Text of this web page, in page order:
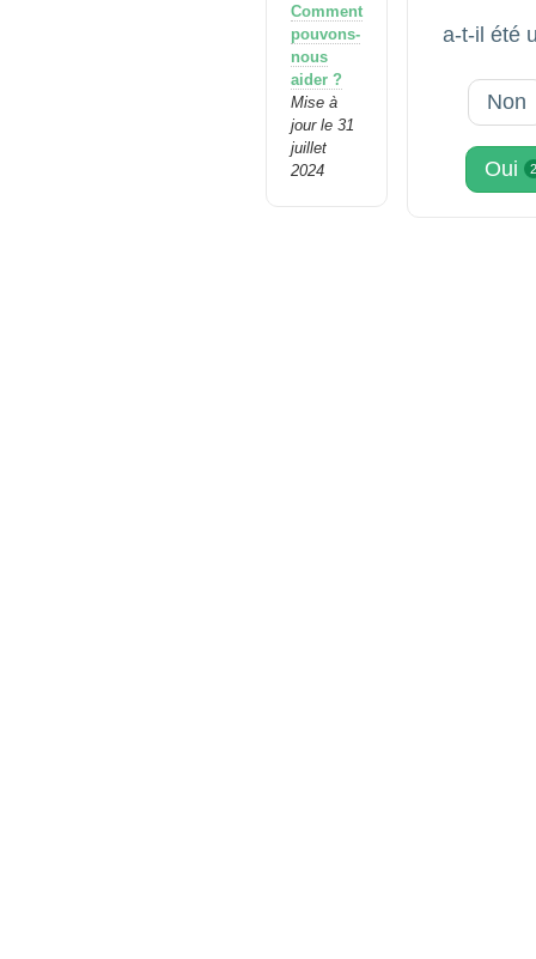
Comment
pouvons-
nous
aider ?
Mise à
jour le 31
juillet
2024
a-t-il été
Non
Oui 2